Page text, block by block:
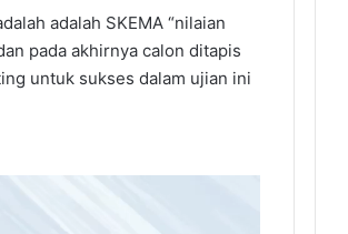
adalah SKEMA “nilaian
pada akhirnya calon ditapis
untuk sukses dalam ujian ini
Lengkap
Temuduga
Kerajaan:
Temuduga